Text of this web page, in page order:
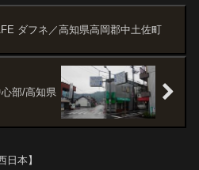
も浜松でお気に入りの店のひと
ダフネ／高知県高岡郡中土佐町
部/高知県
本】